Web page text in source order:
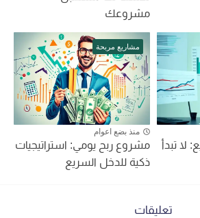
مشروعك
لا تبدأ
مشاريع مربحة
منذ بضع اعوام
مشروع ربح يومي: استراتيجيات
ذكية للدخل السريع
تعليقات